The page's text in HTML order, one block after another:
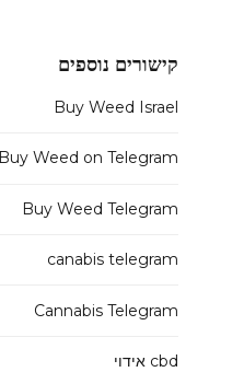
קישורים נוספים
Buy Weed Israel
Buy Weed on Telegram
Buy Weed Telegram
canabis telegram
Cannabis Telegram
cbd אידוי